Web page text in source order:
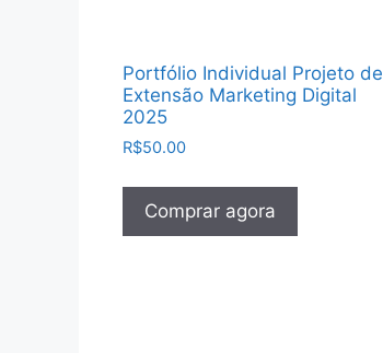
Portfólio Individual Projeto de
Extensão Marketing Digital
2025
R$50.00
Comprar agora